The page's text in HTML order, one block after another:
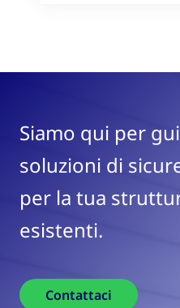
Siamo qui per
soluzioni di
per la tua
esistenti.
Contattaci